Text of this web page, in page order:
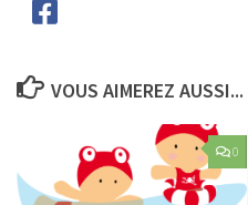
VOUS AIMEREZ AUSSI...
0